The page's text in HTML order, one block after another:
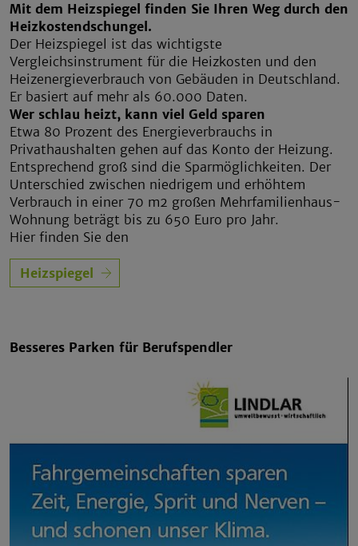
Mit dem Heizspiegel finden Sie Ihren Weg durch den
Heizkostendschungel.
Der Heizspiegel ist das wichtigste
Vergleichsinstrument für die Heizkosten und den
Heizenergieverbrauch von Gebäuden in Deutschland.
Er basiert auf mehr als 60.000 Daten.
Wer schlau heizt, kann viel Geld sparen
Etwa 80 Prozent des Energieverbrauchs in
Privathaushalten gehen auf das Konto der Heizung.
Entsprechend groß sind die Sparmöglichkeiten. Der
Unterschied zwischen niedrigem und erhöhtem
Verbrauch in einer 70 m2 großen Mehrfamilienhaus-
Wohnung beträgt bis zu 650 Euro pro Jahr.
Hier finden Sie den
Heizspiegel
Besseres Parken für Berufspendler